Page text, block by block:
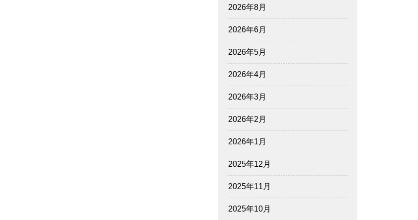
2026年8月
2026年6月
2026年5月
2026年4月
2026年3月
2026年2月
2026年1月
2025年12月
2025年11月
2025年10月